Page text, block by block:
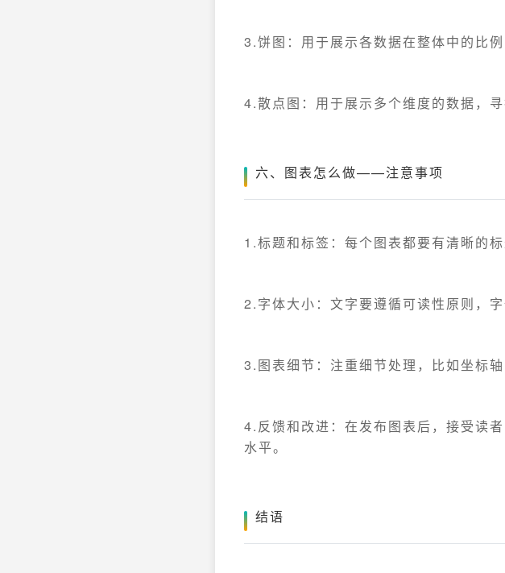
3.饼图：用于展示各数据在整体中的比例
4.散点图：用于展示多个维度的数据，寻
六、图表怎么做——注意事项
1.标题和标签：每个图表都要有清晰的
2.字体大小：文字要遵循可读性原则，
3.图表细节：注重细节处理，比如坐标
4.反馈和改进：在发布图表后，接受读
水平。
结语